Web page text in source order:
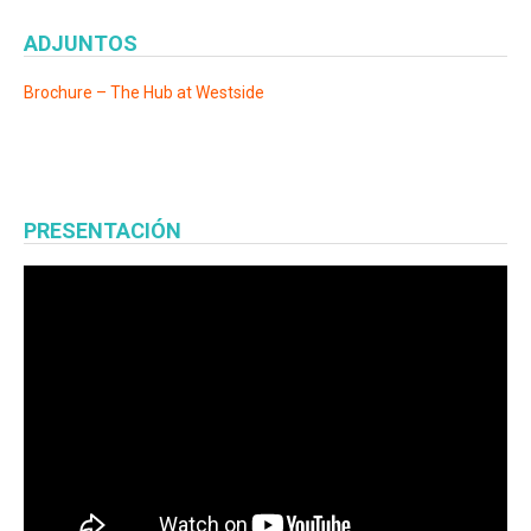
ADJUNTOS
Brochure – The Hub at Westside
PRESENTACIÓN